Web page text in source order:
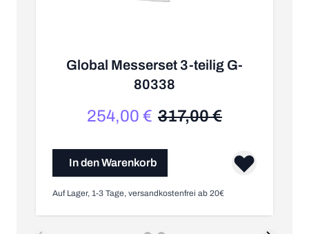
Global Messerset 3-teilig G-
80338
Sonderpreis
254,00 € Regulärer Preis
317,00 €
In den Warenkorb
Auf Lager, 1-3 Tage, versandkostenfrei ab 20€